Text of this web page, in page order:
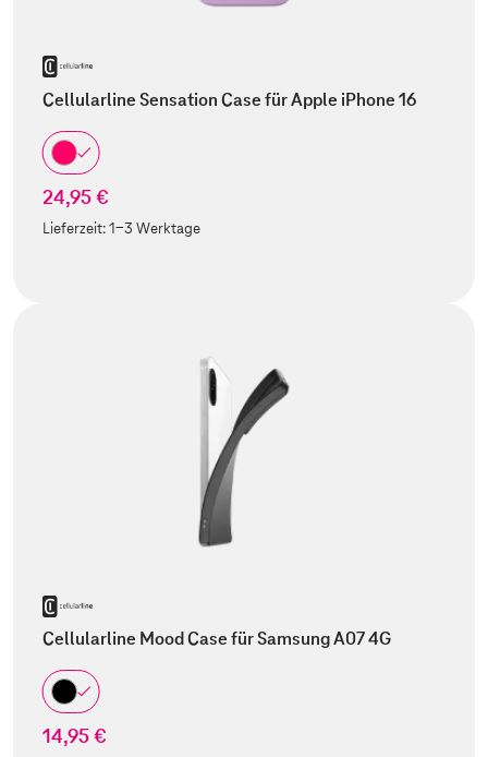
Cellularline Sensation Case für Apple iPhone 16
24,95 €
Lieferzeit:1-3 Werktage
Cellularline Mood Case für Samsung A07 4G
14,95 €